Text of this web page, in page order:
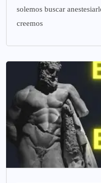
solemos buscar
creemos